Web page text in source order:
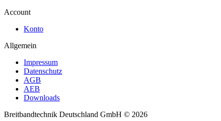
Account
Konto
Allgemein
Impressum
Datenschutz
AGB
AEB
Downloads
Breitbandtechnik Deutschland GmbH © 2026